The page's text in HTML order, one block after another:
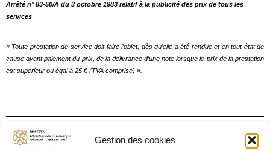
Gestion des cookies
Arrêté n° 83-50/A du 3 octobre 1983 relatif à la publicité des prix de tous les
services
« Toute prestation de service doit faire l’objet, dès qu’elle a été rendue et en tout état de
cause avant paiement du prix, de la délivrance d’une note lorsque le prix de la prestation
est supérieur ou égal à 25 € (TVA comprise) ».
Les prestations de techniques réflexes de relaxation et/ou de